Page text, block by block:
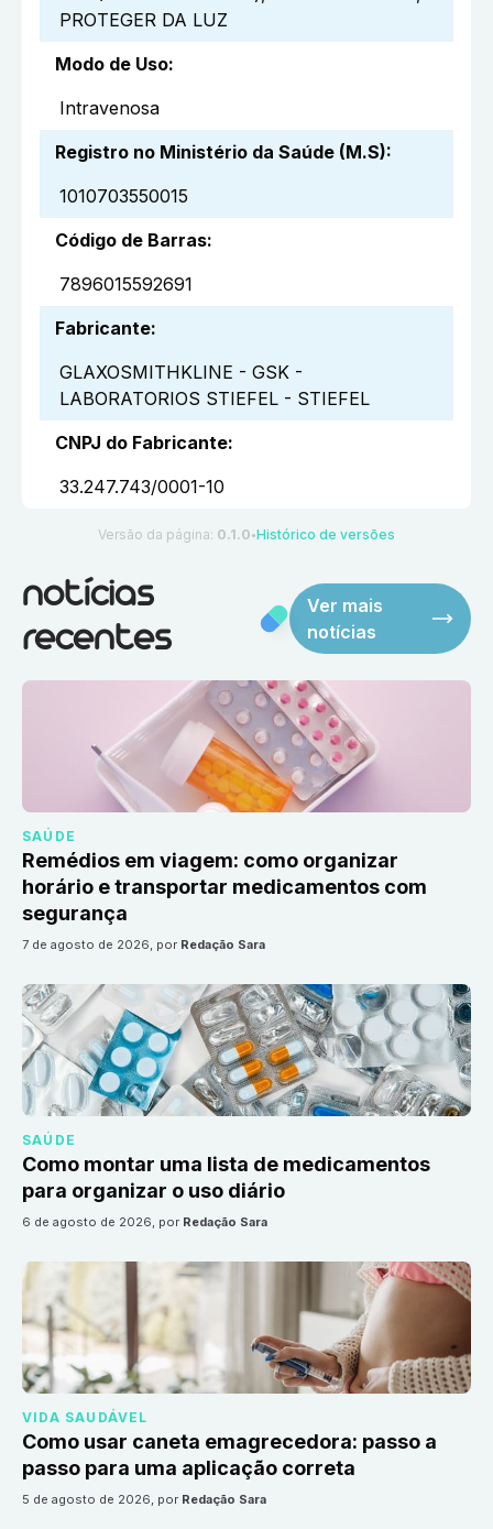
PROTEGER DA LUZ
Modo de Uso:
Intravenosa
Registro no Ministério da Saúde (M.S):
1010703550015
Código de Barras:
7896015592691
Fabricante:
GLAXOSMITHKLINE - GSK -
LABORATORIOS STIEFEL - STIEFEL
CNPJ do Fabricante:
33.247.743/0001-10
Versão da página: 0.1.0 ●Histórico de versões
notícias
recentes
Ver mais
notícias
SAÚDE
Remédios em viagem: como organizar
horário e transportar medicamentos com
segurança
7 de agosto de 2026, por Redação Sara
SAÚDE
Como montar uma lista de medicamentos
para organizar o uso diário
6 de agosto de 2026, por Redação Sara
VIDA SAUDÁVEL
Como usar caneta emagrecedora: passo a
passo para uma aplicação correta
5 de agosto de 2026, por Redação Sara